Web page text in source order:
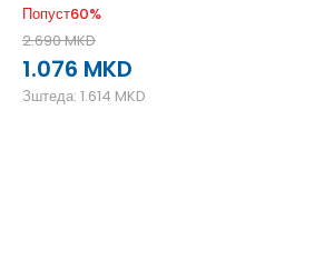
Попуст60%
2.690MKD
1.076 MKD
Зштеда: 1.614 MKD